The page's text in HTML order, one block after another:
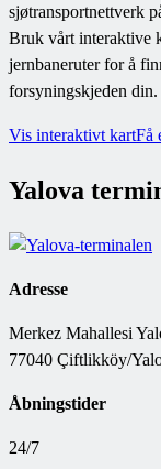
sjøtransportnettverk
Bruk vårt interaktive
jernbaneruter for å
forsyningskjeden din.
Vis interaktivt kartFå
Yalova
Adresse
Merkez Mahallesi
77040 Çiftlikköy/
Åbningstider
24/7